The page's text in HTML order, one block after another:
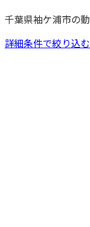
千葉県袖ケ浦市の
詳細条件で絞り込む